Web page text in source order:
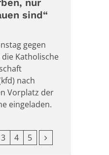
nur
sind“
gegen
Katholische
nach
Vorplatz der
eingeladen.
3 4 5 Nächste Seite